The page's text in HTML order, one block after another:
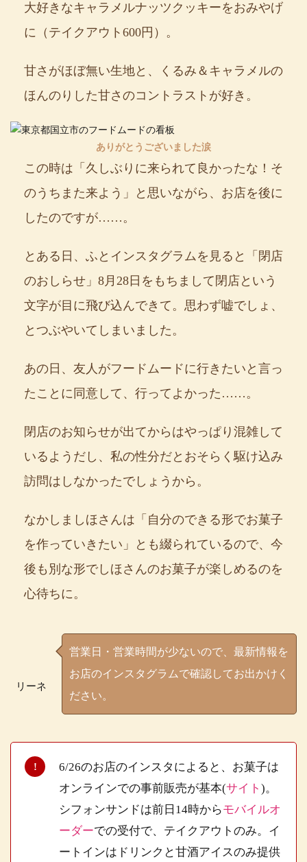
大好きなキャラメルナッツクッキーをおみやげ
に（テイクアウト600円）。
甘さがほぼ無い生地と、くるみ＆キャラメルの
ほんのりした甘さのコントラストが好き。
ありがとうございました涙
この時は「久しぶりに来られて良かったな！そ
のうちまた来よう」と思いながら、お店を後に
したのですが……。
とある日、ふとインスタグラムを見ると「閉店
のおしらせ」8月28日をもちまして閉店という
文字が目に飛び込んできて。思わず嘘でしょ、
とつぶやいてしまいました。
あの日、友人がフードムードに行きたいと言っ
たことに同意して、行ってよかった……。
閉店のお知らせが出てからはやっぱり混雑して
いるようだし、私の性分だとおそらく駆け込み
訪問はしなかったでしょうから。
なかしましほさんは「自分のできる形でお菓子
を作っていきたい」とも綴られているので、今
後も別な形でしほさんのお菓子が楽しめるのを
心待ちに。
リーネ
営業日・営業時間が少ないので、最新情報を
お店のインスタグラムで確認してお出かけく
ださい。
6/26のお店のインスタによると、お菓子は
オンラインでの事前販売が基本(サイト )。
シフォンサンドは前日14時からモバイルオ
ーダーでの受付で、テイクアウトのみ。イ
ートインはドリンクと甘酒アイスのみ提供